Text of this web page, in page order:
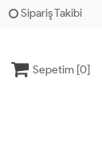
Sipariş Takibi
Sepetim [0]